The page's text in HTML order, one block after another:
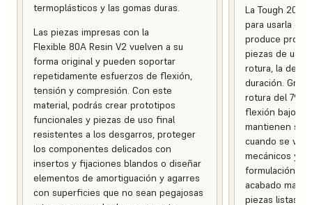
termoplásticos y las gomas duras.
Las piezas impresas con la
Flexible 80A Resin V2 vuelven a su
forma original y pueden soportar
repetidamente esfuerzos de flexión,
tensión y compresión. Con este
material, podrás crear prototipos
funcionales y piezas de uso final
resistentes a los desgarros, proteger
los componentes delicados con
insertos y fijaciones blandos o diseñar
elementos de amortiguación y agarres
con superficies que no sean pegajosas
La Tough
para usarla en
produce
piezas de uso
rotura, la
duración.
rotura del 79
flexión bajo
mantienen su
cuando se
mecánicos y
formulación es
acabado
piezas listas